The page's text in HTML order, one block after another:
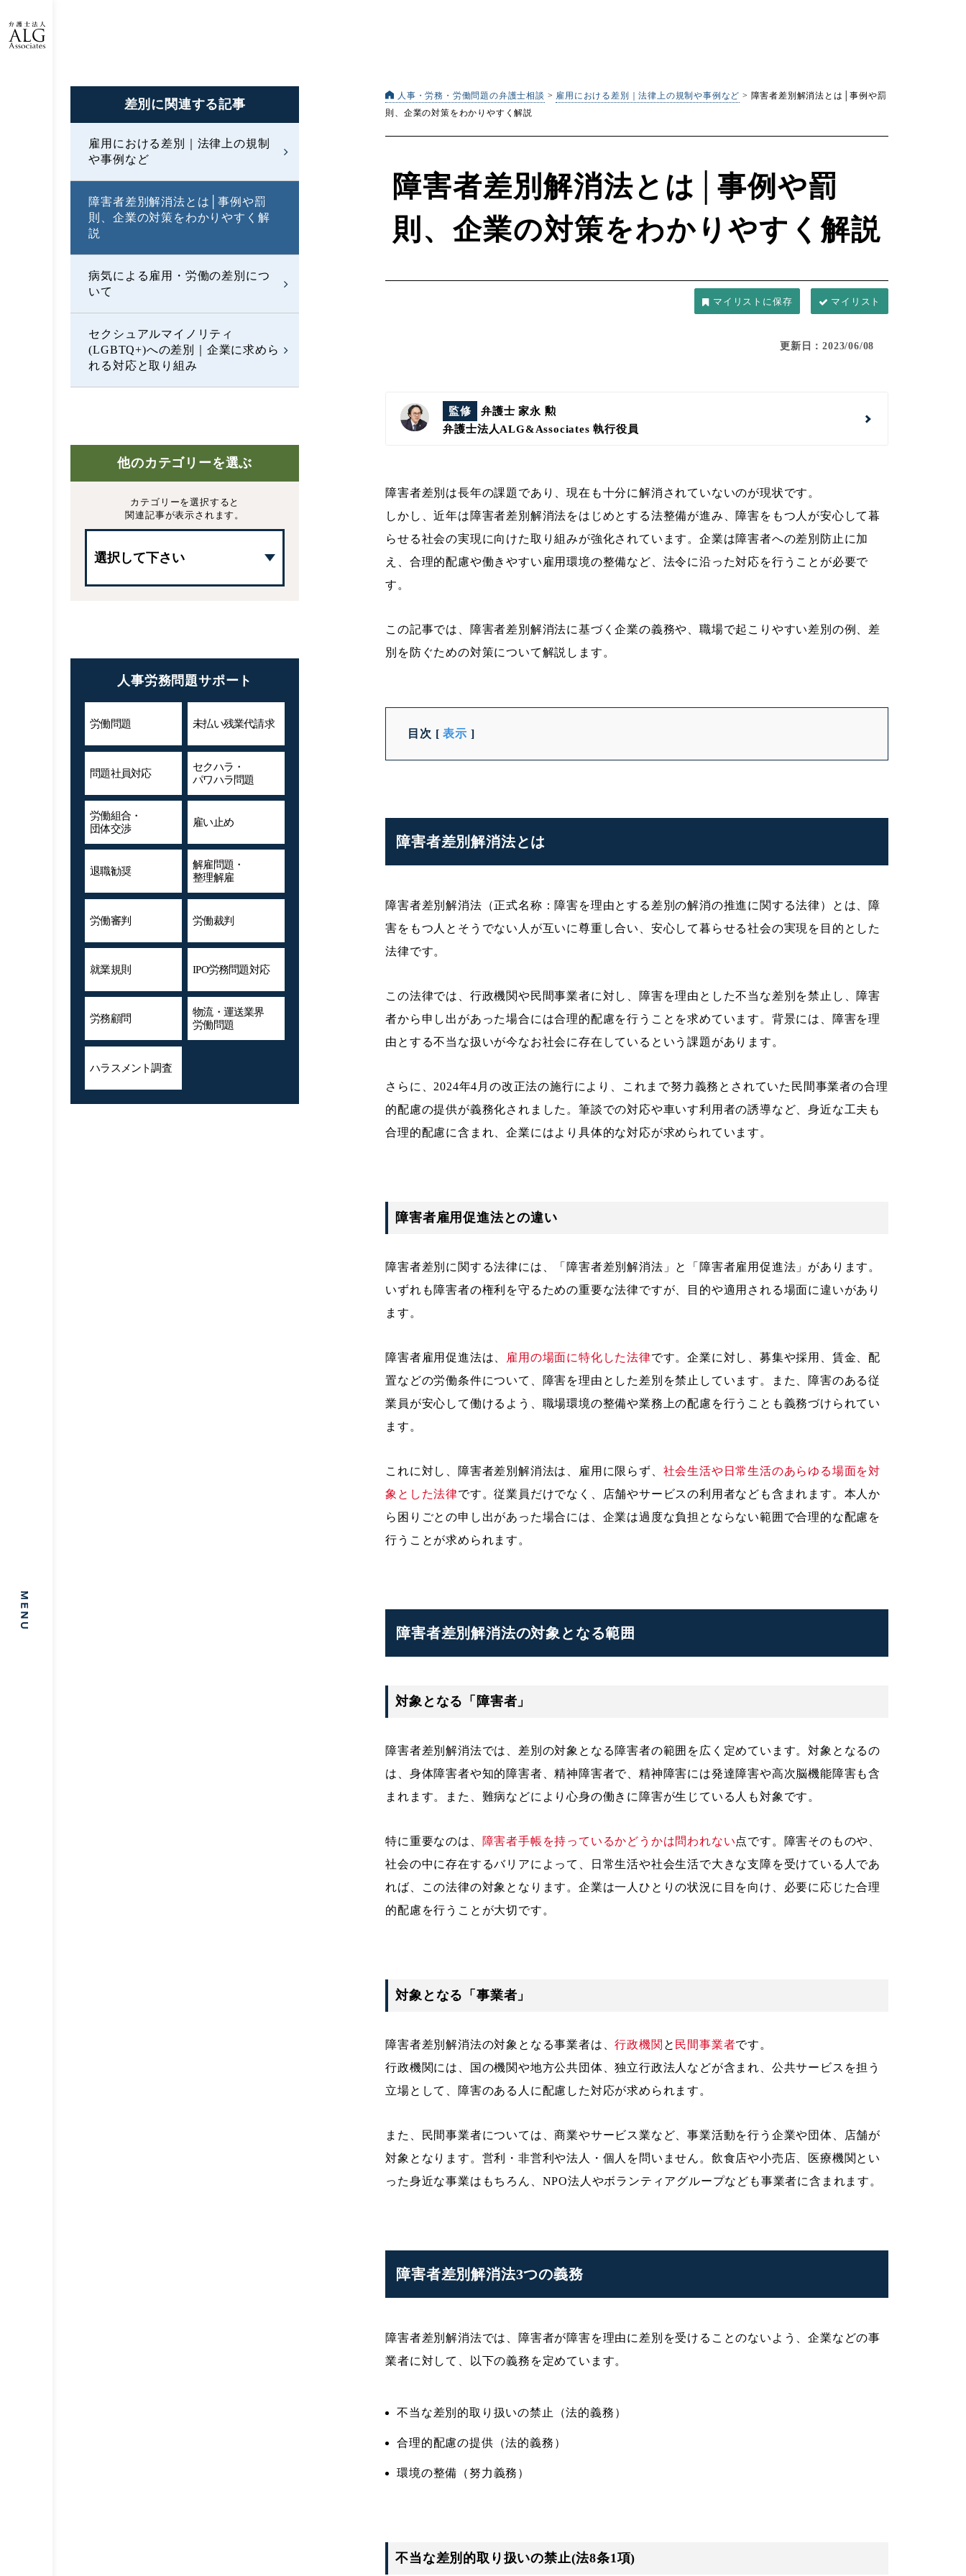
差別に 関連する記事
雇用における差別｜法律上の規制
や事例など
障害者差別解消法とは│事例や罰
則、企業の対策をわかりやすく解
説
病気による雇用・労働の差別につ
いて
セクシュアルマイノリティ
(LGBTQ+)への差別｜企業に求めら
れる対応と取り組み
他のカテゴリーを選ぶ
カテゴリーを選択すると
関連記事が表示されます。
人事労務問題サポート
労働問題 未払い残業代請求
問題社員対応
セクハラ・
パワハラ問題
労働組合・
団体交渉
雇い止め
退職勧奨
解雇問題・
整理解雇
労働審判 労働裁判
就業規則 IPO労務問題対応
労務顧問
物流・運送業界
労働問題
ハラスメント調査
人事・労務・労働問題の弁護士相談 > 雇用における差別｜法律上の規制や事例など > 障害者差別解消法とは│事例や罰
則、企業の対策をわかりやすく解説
障害者差別解消法とは│事例や罰
則、企業の対策をわかりやすく解説
マイリスト
更新日：2023/06/08
監修
弁護士 家永 勲
弁護士法人ALG&Associates執行役員
障害者差別は長年の課題であり、現在も十分に解消されていないのが現状です。
しかし、近年は障害者差別解消法をはじめとする法整備が進み、障害をもつ人が安心して暮
らせる社会の実現に向けた取り組みが強化されています。企業は障害者への差別防止に加
え、合理的配慮や働きやすい雇用環境の整備など、法令に沿った対応を行うことが必要で
す。
この記事では、障害者差別解消法に基づく企業の義務や、職場で起こりやすい差別の例、差
別を防ぐための対策について解説します。
目次 [ 表示 ]
障害者差別解消法とは
障害者差別解消法（正式名称：障害を理由とする差別の解消の推進に関する法律）とは、障
害をもつ人とそうでない人が互いに尊重し合い、安心して暮らせる社会の実現を目的とした
法律です。
この法律では、行政機関や民間事業者に対し、障害を理由とした不当な差別を禁止し、障害
者から申し出があった場合には合理的配慮を行うことを求めています。背景には、障害を理
由とする不当な扱いが今なお社会に存在しているという課題があります。
さらに、2024年4月の改正法の施行により、これまで努力義務とされていた民間事業者の合理
的配慮の提供が義務化されました。筆談での対応や車いす利用者の誘導など、身近な工夫も
合理的配慮に含まれ、企業にはより具体的な対応が求められています。
障害者雇用促進法との違い
障害者差別に関する法律には、「障害者差別解消法」と「障害者雇用促進法」があります。
いずれも障害者の権利を守るための重要な法律ですが、目的や適用される場面に違いがあり
ます。
障害者雇用促進法は、 雇用の場面に特化した法律です。企業に対し、募集や採用、賃金、配
置などの労働条件について、障害を理由とした差別を禁止しています。また、障害のある従
業員が安心して働けるよう、職場環境の整備や業務上の配慮を行うことも義務づけられてい
ます。
これに対し、障害者差別解消法は、雇用に限らず、 社会生活や日常生活のあらゆる場面を対
象とした法律です。従業員だけでなく、店舗やサービスの利用者なども含まれます。本人か
ら困りごとの申し出があった場合には、企業は過度な負担とならない範囲で合理的な配慮を
行うことが求められます。
障害者差別解消法の対象となる範囲
対象となる「障害者」
障害者差別解消法では、差別の対象となる障害者の範囲を広く定めています。対象となるの
は、身体障害者や知的障害者、精神障害者で、精神障害には発達障害や高次脳機能障害も含
まれます。また、難病などにより心身の働きに障害が生じている人も対象です。
特に重要なのは、 障害者手帳を持っているかどうかは問われない点です。障害そのものや、
社会の中に存在するバリアによって、日常生活や社会生活で大きな支障を受けている人であ
れば、この法律の対象となります。企業は一人ひとりの状況に目を向け、必要に応じた合理
的配慮を行うことが大切です。
対象となる「事業者」
障害者差別解消法の対象となる事業者は、行政機関 と 民間事業者です。
行政機関には、国の機関や地方公共団体、独立行政法人などが含まれ、公共サービスを担う
立場として、障害のある人に配慮した対応が求められます。
また、民間事業者については、商業やサービス業など、事業活動を行う企業や団体、店舗が
対象となります。営利・非営利や法人・個人を問いません。飲食店や小売店、医療機関とい
った身近な事業はもちろん、NPO法人やボランティアグループなども事業者に含まれます。
障害者差別解消法3つの義務
障害者差別解消法では、障害者が障害を理由に差別を受けることのないよう、企業などの事
業者に対して、以下の義務を定めています。
不当な差別的取り扱いの禁止（法的義務）
合理的配慮の提供（法的義務）
環境の整備（努力義務）
不当な差別的取り扱いの禁止(法8条1項)